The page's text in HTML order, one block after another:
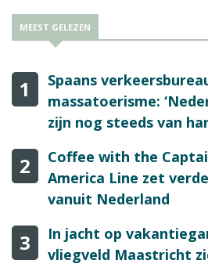
MEEST GELEZEN
1
Spaans
massatoerisme:
zijn nog steeds van
2
Coffee with the
America Line zet
vanuit Nederland
3
In jacht op
vliegveld Maastricht